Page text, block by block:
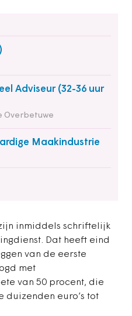
Adviseur (32-36 uur
Overbetuwe
Maakindustrie
inmiddels schriftelijk
Dat heeft eind
van de eerste
met
van 50 procent, die
duizenden euro’s tot